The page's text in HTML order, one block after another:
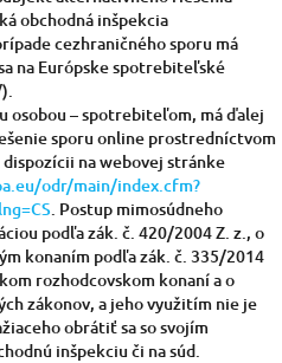
obchodná inšpekcia
cezhraničného sporu má
na Európske spotrebiteľské
osobou – spotrebiteľom, má ďalej
sporu online prostredníctvom
na webovej stránke
odr/main/index.cfm?
. Postup mimosúdneho
podľa zák. č. 420/2004 Z. z., o
konaním podľa zák. č. 335/2014
rozhodcovskom konaní a o
zákonov, a jeho využitím nie je
obrátiť sa so svojím
inšpekciu či na súd.